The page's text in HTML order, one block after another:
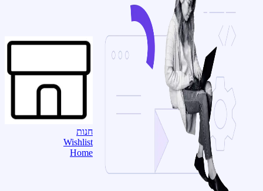
חנות
Wishlist
Home